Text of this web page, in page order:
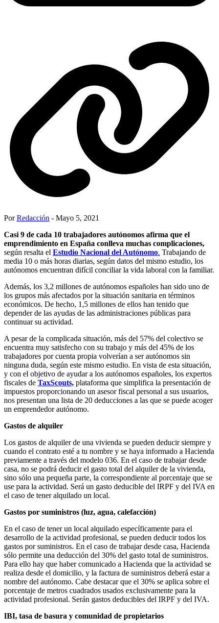
PorRedacción - Mayo 5, 2021
Casi 9 de cada 10 trabajadores autónomos afirma que el
emprendimiento en España conlleva muchas complicaciones,
según resalta el Estudio Nacional del Autónomo. Trabajando de
media 10 o más horas diarias, según datos del mismo estudio, los
autónomos encuentran difícil conciliar la vida laboral con la familiar.
Además, los 3,2 millones de autónomos españoles han sido uno de
los grupos más afectados por la situación sanitaria en términos
económicos. De hecho, 1,5 millones de ellos han tenido que
depender de las ayudas de las administraciones públicas para
continuar su actividad.
A pesar de la complicada situación, más del 57% del colectivo se
encuentra muy satisfecho con su trabajo y más del 45% de los
trabajadores por cuenta propia volverían a ser autónomos sin
ninguna duda, según este mismo estudio. En vista de esta situación,
y con el objetivo de ayudar a los autónomos españoles, los expertos
fiscales de TaxScouts, plataforma que simplifica la presentación de
impuestos proporcionando un asesor fiscal personal a sus usuarios,
nos presentan una lista de 20 deducciones a las que se puede acoger
un emprendedor autónomo.
Gastos de alquiler
Los gastos de alquiler de una vivienda se pueden deducir siempre y
cuando el contrato esté a tu nombre y se haya informado a Hacienda
previamente a través del modelo 036. En el caso de trabajar desde
casa, no se podrá deducir el gasto total del alquiler de la vivienda,
sino sólo una pequeña parte, la correspondiente al porcentaje que se
use para la actividad. Será un gasto deducible del IRPF y del IVA en
el caso de tener alquilado un local.
Gastos por suministros (luz, agua, calefacción)
En el caso de tener un local alquilado específicamente para el
desarrollo de la actividad profesional, se pueden deducir todos los
gastos por suministros. En el caso de trabajar desde casa, Hacienda
sólo permite una deducción del 30% del gasto total de suministros.
Para ello hay que haber comunicado a Hacienda que la actividad se
realiza desde el domicilio, y la factura de suministros deberá estar a
nombre del autónomo. Cabe destacar que el 30% se aplica sobre el
porcentaje de metros cuadrados usados exclusivamente para la
actividad profesional. Serán gastos deducibles del IRPF y del IVA.
IBI, tasa de basura y comunidad de propietarios